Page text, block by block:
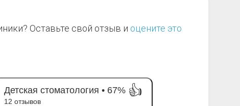
Оставьте свой отзыв и оцените это
Детская стоматология • 67% 👍
12 отзывов